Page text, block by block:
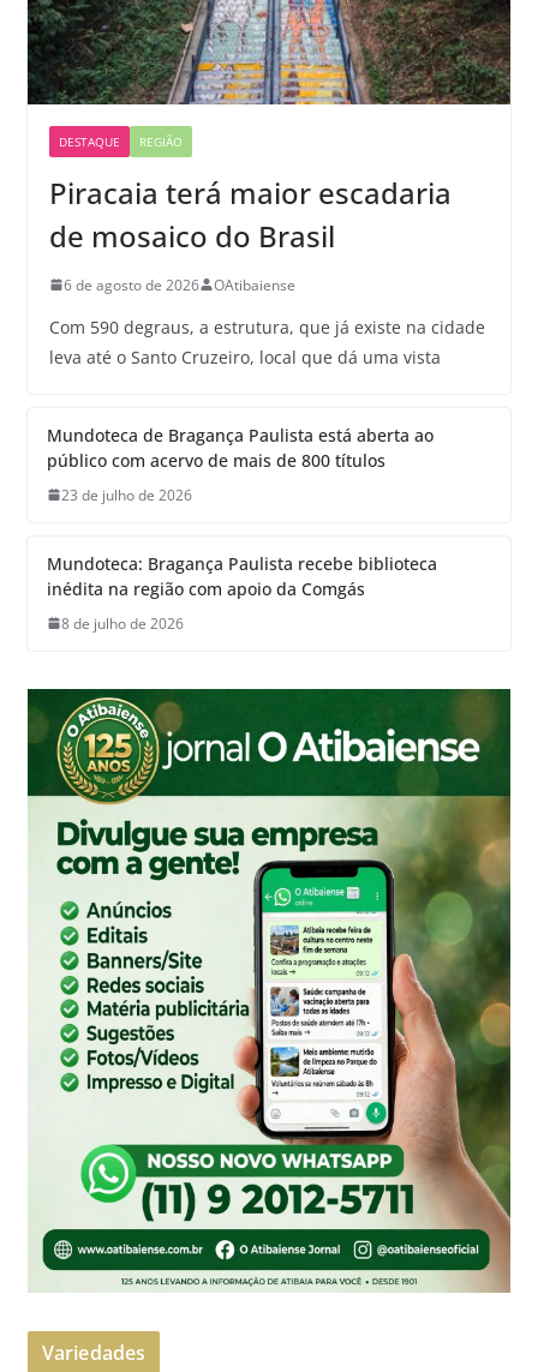
DESTAQUE REGIÃO
Piracaia terá maior escadaria
de mosaico do Brasil
6 de agosto de 2026 OAtibaiense
Com 590 degraus, a estrutura, que já existe na cidade
leva até o Santo Cruzeiro, local que dá uma vista
Mundoteca de Bragança Paulista está aberta ao
público com acervo de mais de 800 títulos
23 de julho de 2026
Mundoteca: Bragança Paulista recebe biblioteca
inédita na região com apoio da Comgás
8 de julho de 2026
Variedades